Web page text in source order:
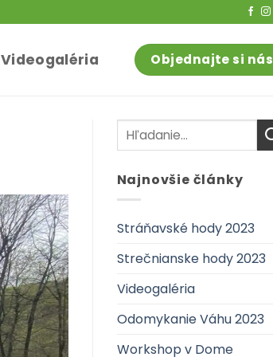
Videogaléria Objednajte si nás
Najnovšie články
Stráňavské hody 2023
Strečnianske hody 2023
Videogaléria
Odomykanie Váhu 2023
Workshop v Dome